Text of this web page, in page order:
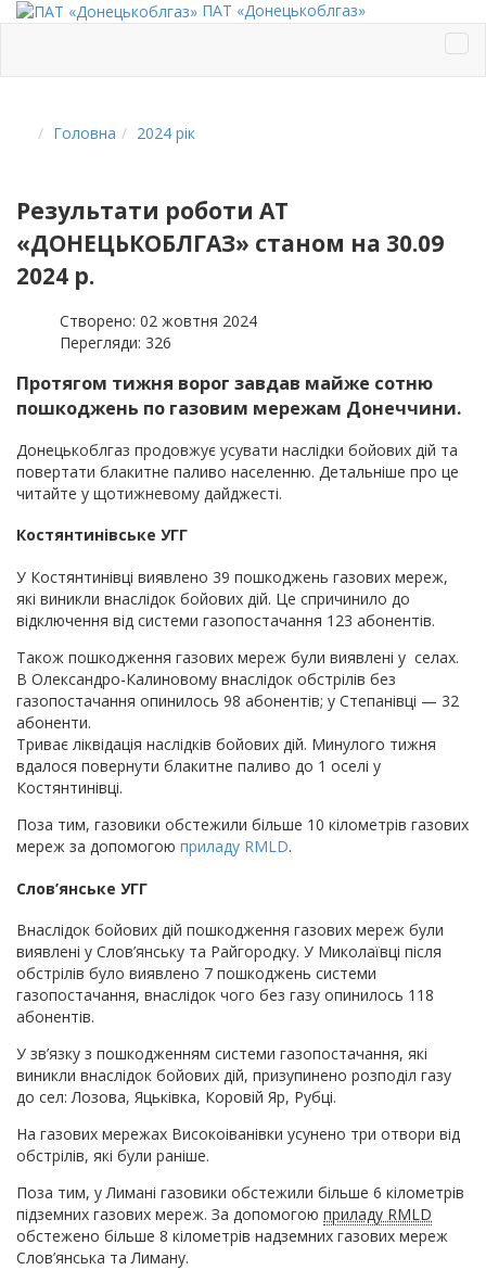
ПАТ «Донецькоблгаз»
Головна 2024 рік
Результати роботи АТ
«ДОНЕЦЬКОБЛГАЗ» станом на 30.09
2024 р.
Створено: 02 жовтня 2024
Перегляди: 326
Протягом тижня ворог завдав майже сотню
пошкоджень по газовим мережам Донеччини.
Донецькоблгаз продовжує усувати наслідки бойових дій та
повертати блакитне паливо населенню. Детальніше про це
читайте у щотижневому дайджесті.
Костянтинівське УГГ
У Костянтинівці виявлено 39 пошкоджень газових мереж,
які виникли внаслідок бойових дій. Це спричинило до
відключення від системи газопостачання 123 абонентів.
Також пошкодження газових мереж були виявлені у селах.
В Олександро-Калиновому внаслідок обстрілів без
газопостачання опинилось 98 абонентів; у Степанівці — 32
абоненти.
Триває ліквідація наслідків бойових дій. Минулого тижня
вдалося повернути блакитне паливо до 1 оселі у
Костянтинівці.
Поза тим, газовики обстежили більше 10 кілометрів газових
мереж за допомогою приладу RMLD.
Слов’янське УГГ
Внаслідок бойових дій пошкодження газових мереж були
виявлені у Слов’янську та Райгородку. У Миколаївці після
обстрілів було виявлено 7 пошкоджень системи
газопостачання, внаслідок чого без газу опинилось 118
абонентів.
У зв’язку з пошкодженням системи газопостачання, які
виникли внаслідок бойових дій, призупинено розподіл газу
до сел: Лозова, Яцьківка, Коровій Яр, Рубці.
На газових мережах Високоіванівки усунено три отвори від
обстрілів, які були раніше.
Поза тим, у Лимані газовики обстежили більше 6 кілометрів
підземних газових мереж. За допомогою приладу RMLD
обстежено більше 8 кілометрів надземних газових мереж
Слов’янська та Лиману.